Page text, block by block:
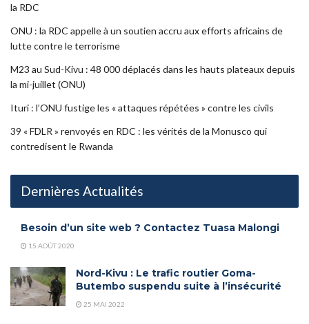
la RDC
ONU : la RDC appelle à un soutien accru aux efforts africains de
lutte contre le terrorisme
M23 au Sud-Kivu : 48 000 déplacés dans les hauts plateaux depuis
la mi-juillet (ONU)
Ituri : l’ONU fustige les « attaques répétées » contre les civils
39 « FDLR » renvoyés en RDC : les vérités de la Monusco qui
contredisent le Rwanda
Dernières Actualités
Besoin d’un site web ? Contactez Tuasa Malongi
15 AOÛT 2020
Nord-Kivu : Le trafic routier Goma-
Butembo suspendu suite à l’insécurité
25 MAI 2022